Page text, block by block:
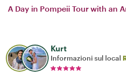
A Day in Pompeii Tour with an
Kurt
Informazioni sul local